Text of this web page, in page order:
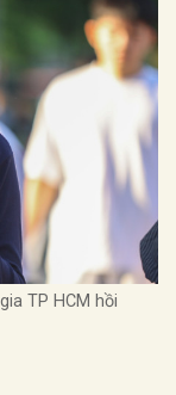
TP HCM hồi